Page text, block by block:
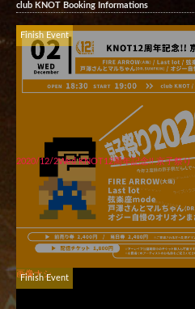
club KNOT Booking Informations
Finish Event
2020/12/2Wed KNOT12周年記念!! 京子祭り
画像ナシ
Finish Event